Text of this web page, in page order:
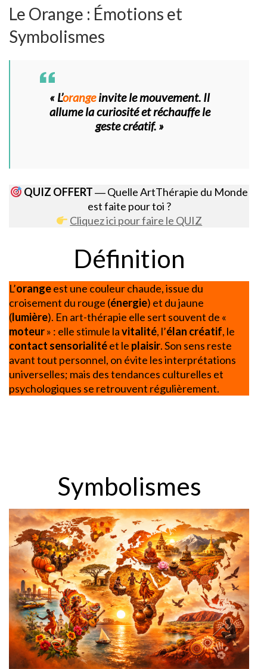
Le Orange : Émotions et
Symbolismes
« L’orangeinvite le mouvement. Il
allume la curiosité et réchauffe le
geste créatif. »
QUIZ OFFERT― Quelle ArtThérapie du Monde
est faite pour toi ?
Cliquez ici pour faire le QUIZ
Définition
L’orangeest une couleur chaude, issue du
croisement du rouge (énergie) et du jaune
(lumière). En art-thérapie elle sert souvent de «
moteur» : elle stimule lavitalité, l’élan créatif, le
contact sensorialitéet le plaisir. Son sens reste
avant tout personnel, on évite les interprétations
universelles; mais des tendances culturelles et
psychologiques se retrouvent régulièrement.
Symbolismes